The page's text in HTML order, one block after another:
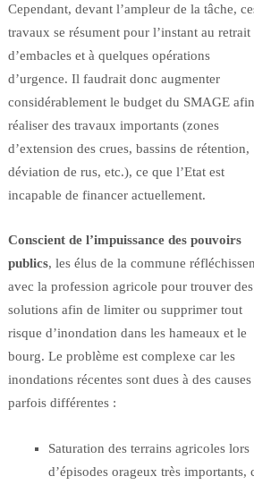
Cependant, devant l’ampleur de la tâche,
travaux se résument pour l’instant au retrait
d’embacles et à quelques opérations
d’urgence. Il faudrait donc augmenter
considérablement le budget du SMAGE
réaliser des travaux importants (zones
d’extension des crues, bassins de rétention,
déviation de rus, etc.), ce que l’Etat est
incapable de financer actuellement.
Conscient de l’impuissance des pouvoirs
publics, les élus de la commune
avec la profession agricole pour trouver des
solutions afin de limiter ou supprimer tout
risque d’inondation dans les hameaux et le
bourg. Le problème est complexe car les
inondations récentes sont dues à des causes
parfois différentes :
Saturation des terrains agricoles lors
d’épisodes orageux très importants,